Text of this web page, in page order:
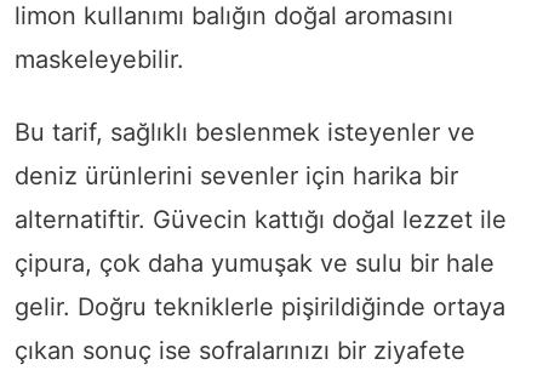
limon kullanımı balığın doğal aromasını
maskeleyebilir.
Bu tarif, sağlıklı beslenmek isteyenler ve
deniz ürünlerini sevenler için harika bir
alternatiftir. Güvecin kattığı doğal lezzet ile
çipura, çok daha yumuşak ve sulu bir hale
gelir. Doğru tekniklerle pişirildiğinde ortaya
çıkan sonuç ise sofralarınızı bir ziyafete